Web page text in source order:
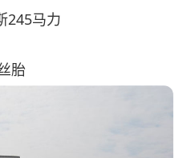
245马力
胎